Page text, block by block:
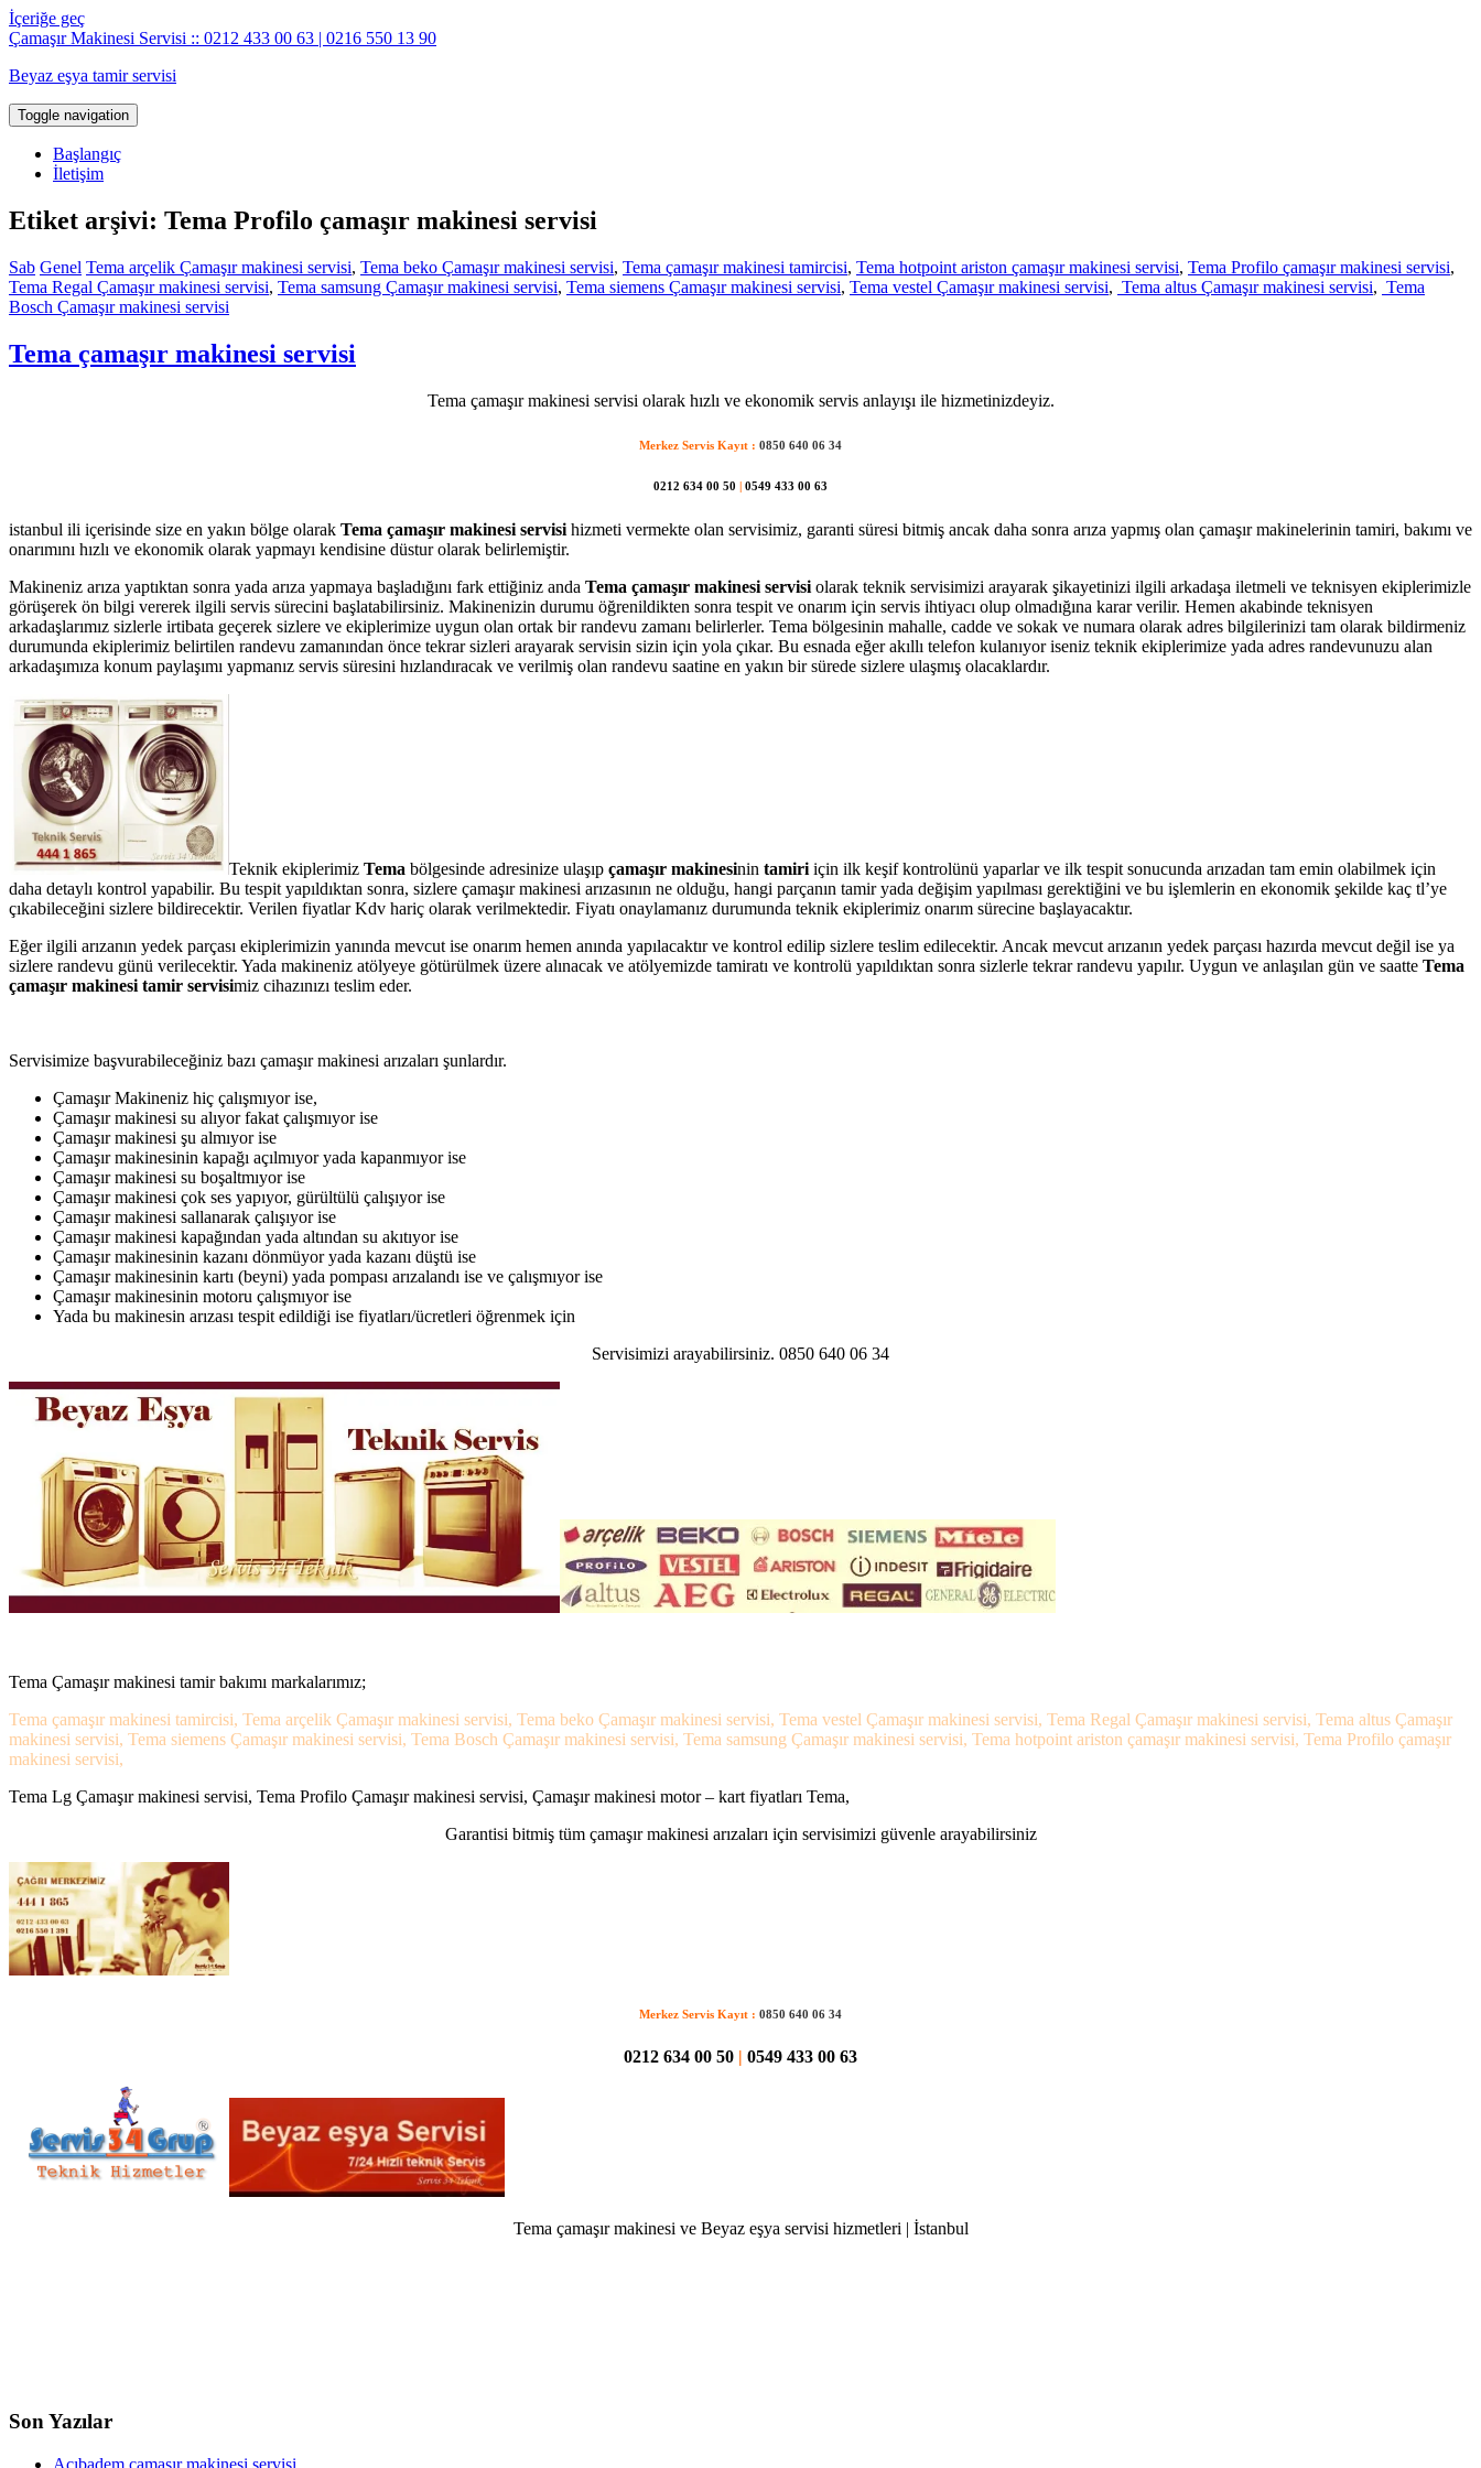
İçeriğe geç
Çamaşır Makinesi Servisi :: 0212 433 00 63 | 0216 550 13 90
Beyaz eşya tamir servisi
Toggle navigation
Başlangıç
İletişim
Etiket arşivi: Tema Profilo çamaşır makinesi servisi
Sab Genel Tema arçelik Çamaşır makinesi servisi, Tema beko Çamaşır makinesi servisi, Tema çamaşır makinesi tamircisi, Tema hotpoint ariston çamaşır makinesi servisi, Tema Profilo çamaşır makinesi servisi,
Tema Regal Çamaşır makinesi servisi, Tema samsung Çamaşır makinesi servisi, Tema siemens Çamaşır makinesi servisi, Tema vestel Çamaşır makinesi servisi, Tema altus Çamaşır makinesi servisi, Tema
Bosch Çamaşır makinesi servisi
Tema çamaşır makinesi servisi
Tema çamaşır makinesi servisi olarak hızlı ve ekonomik servis anlayışı ile hizmetinizdeyiz.
Merkez Servis Kayıt : 0850 640 06 34
0212 634 00 50 | 0549 433 00 63
istanbul ili içerisinde size en yakın bölge olarak Tema çamaşır makinesi servisi hizmeti vermekte olan servisimiz, garanti süresi bitmiş ancak daha sonra arıza yapmış olan çamaşır makinelerinin tamiri, bakımı ve
onarımını hızlı ve ekonomik olarak yapmayı kendisine düstur olarak belirlemiştir.
Makineniz arıza yaptıktan sonra yada arıza yapmaya başladığını fark ettiğiniz anda Tema çamaşır makinesi servisi olarak teknik servisimizi arayarak şikayetinizi ilgili arkadaşa iletmeli ve teknisyen ekiplerimizle
görüşerek ön bilgi vererek ilgili servis sürecini başlatabilirsiniz. Makinenizin durumu öğrenildikten sonra tespit ve onarım için servis ihtiyacı olup olmadığına karar verilir. Hemen akabinde teknisyen
arkadaşlarımız sizlerle irtibata geçerek sizlere ve ekiplerimize uygun olan ortak bir randevu zamanı belirlerler. Tema bölgesinin mahalle, cadde ve sokak ve numara olarak adres bilgilerinizi tam olarak bildirmeniz
durumunda ekiplerimiz belirtilen randevu zamanından önce tekrar sizleri arayarak servisin sizin için yola çıkar. Bu esnada eğer akıllı telefon kulanıyor iseniz teknik ekiplerimize yada adres randevunuzu alan
arkadaşımıza konum paylaşımı yapmanız servis süresini hızlandıracak ve verilmiş olan randevu saatine en yakın bir sürede sizlere ulaşmış olacaklardır.
Teknik ekiplerimiz Tema bölgesinde adresinize ulaşıp çamaşır makinesinin tamiri için ilk keşif kontrolünü yaparlar ve ilk tespit sonucunda arızadan tam emin olabilmek için
daha detaylı kontrol yapabilir. Bu tespit yapıldıktan sonra, sizlere çamaşır makinesi arızasının ne olduğu, hangi parçanın tamir yada değişim yapılması gerektiğini ve bu işlemlerin en ekonomik şekilde kaç tl’ye
çıkabileceğini sizlere bildirecektir. Verilen fiyatlar Kdv hariç olarak verilmektedir. Fiyatı onaylamanız durumunda teknik ekiplerimiz onarım sürecine başlayacaktır.
Eğer ilgili arızanın yedek parçası ekiplerimizin yanında mevcut ise onarım hemen anında yapılacaktır ve kontrol edilip sizlere teslim edilecektir. Ancak mevcut arızanın yedek parçası hazırda mevcut değil ise ya
sizlere randevu günü verilecektir. Yada makineniz atölyeye götürülmek üzere alınacak ve atölyemizde tamiratı ve kontrolü yapıldıktan sonra sizlerle tekrar randevu yapılır. Uygun ve anlaşılan gün ve saatte Tema
çamaşır makinesi tamir servisimiz cihazınızı teslim eder.
Servisimize başvurabileceğiniz bazı çamaşır makinesi arızaları şunlardır.
Çamaşır Makineniz hiç çalışmıyor ise,
Çamaşır makinesi su alıyor fakat çalışmıyor ise
Çamaşır makinesi şu almıyor ise
Çamaşır makinesinin kapağı açılmıyor yada kapanmıyor ise
Çamaşır makinesi su boşaltmıyor ise
Çamaşır makinesi çok ses yapıyor, gürültülü çalışıyor ise
Çamaşır makinesi sallanarak çalışıyor ise
Çamaşır makinesi kapağından yada altından su akıtıyor ise
Çamaşır makinesinin kazanı dönmüyor yada kazanı düştü ise
Çamaşır makinesinin kartı (beyni) yada pompası arızalandı ise ve çalışmıyor ise
Çamaşır makinesinin motoru çalışmıyor ise
Yada bu makinesin arızası tespit edildiği ise fiyatları/ücretleri öğrenmek için
Servisimizi arayabilirsiniz. 0850 640 06 34
Tema Çamaşır makinesi tamir bakımı markalarımız;
Tema çamaşır makinesi tamircisi, Tema arçelik Çamaşır makinesi servisi, Tema beko Çamaşır makinesi servisi, Tema vestel Çamaşır makinesi servisi, Tema Regal Çamaşır makinesi servisi, Tema altus Çamaşır
makinesi servisi, Tema siemens Çamaşır makinesi servisi, Tema Bosch Çamaşır makinesi servisi, Tema samsung Çamaşır makinesi servisi, Tema hotpoint ariston çamaşır makinesi servisi, Tema Profilo çamaşır
makinesi servisi,
Tema Lg Çamaşır makinesi servisi, Tema Profilo Çamaşır makinesi servisi, Çamaşır makinesi motor – kart fiyatları Tema,
Garantisi bitmiş tüm çamaşır makinesi arızaları için servisimizi güvenle arayabilirsiniz
Merkez Servis Kayıt : 0850 640 06 34
0212 634 00 50 0549 433 00 63
Tema çamaşır makinesi ve Beyaz eşya servisi hizmetleri | İstanbul
Son Yazılar
Acıbadem çamaşır makinesi servisi